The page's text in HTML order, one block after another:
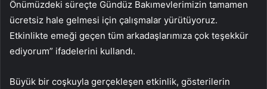
Önümüzdeki süreçte Gündüz Bakımevlerimizin tamamen
ücretsiz hale gelmesi için çalışmalar yürütüyoruz.
Etkinlikte emeği geçen tüm arkadaşlarımıza çok teşekkür
ediyorum” ifadelerini kullandı.
Büyük bir coşkuyla gerçekleşen etkinlik, gösterilerin